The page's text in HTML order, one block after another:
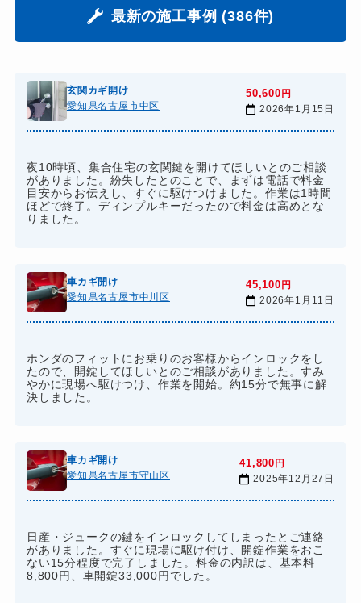
最新の施工事例 (386件)
玄関カギ開け
愛知県名古屋市中区
50,600円
2026年1月15日
夜10時頃、集合住宅の玄関鍵を開けてほしいとのご相談
がありました。紛失したとのことで、まずは電話で料金
目安からお伝えし、すぐに駆けつけました。作業は1時間
ほどで終了。ディンプルキーだったので料金は高めとな
りました。
車カギ開け
愛知県名古屋市中川区
45,100円
2026年1月11日
ホンダのフィットにお乗りのお客様からインロックをし
たので、開錠してほしいとのご相談がありました。すみ
やかに現場へ駆けつけ、作業を開始。約15分で無事に解
決しました。
車カギ開け
愛知県名古屋市守山区
41,800円
2025年12月27日
日産・ジュークの鍵をインロックしてしまったとご連絡
がありました。すぐに現場に駆け付け、開錠作業をおこ
ない15分程度で完了しました。料金の内訳は、基本料
8,800円、車開錠33,000円でした。